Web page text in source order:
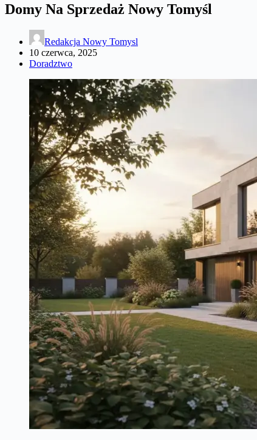
Domy Na Sprzedaż Nowy Tomyśl
Redakcja Nowy Tomysl
10 czerwca, 2025
Doradztwo